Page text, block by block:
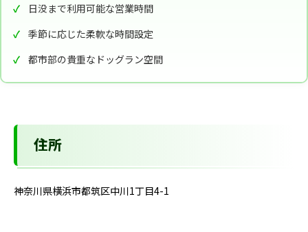
日没まで利用可能な営業時間
季節に応じた柔軟な時間設定
都市部の貴重なドッグラン空間
住所
神奈川県横浜市都筑区中川1丁目4-1